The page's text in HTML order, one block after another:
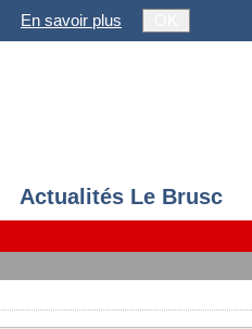
En savoir plus
Actualités Le Brusc